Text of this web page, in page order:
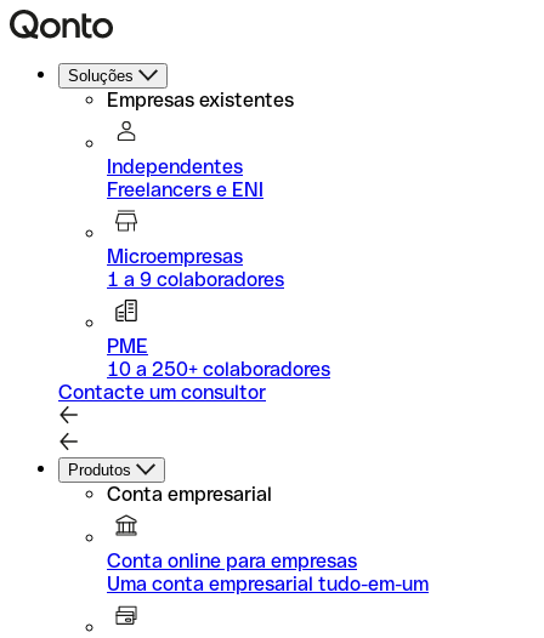
Soluções
Empresas existentes
Independentes
Freelancers e ENI
Microempresas
1 a 9 colaboradores
PME
10 a 250+ colaboradores
Contacte um consultor
Produtos
Conta empresarial
Conta online para empresas
Uma conta empresarial tudo-em-um